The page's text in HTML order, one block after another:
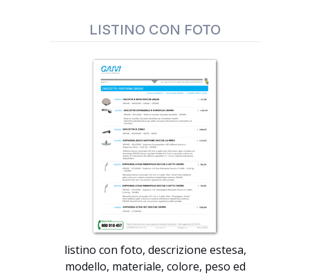
LISTINO CON FOTO
listino con foto, descrizione estesa,
modello, materiale, colore, peso ed